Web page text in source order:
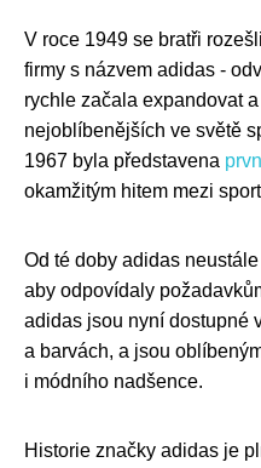
V roce 1949 se bratři
firmy s názvem adidas -
rychle začala expandovat
nejoblíbenějších ve světě
1967 byla představena
okamžitým hitem mezi
Od té doby adidas
aby odpovídaly
adidas jsou nyní dostupné
a barvách, a jsou
i módního nadšence.
Historie značky adidas je